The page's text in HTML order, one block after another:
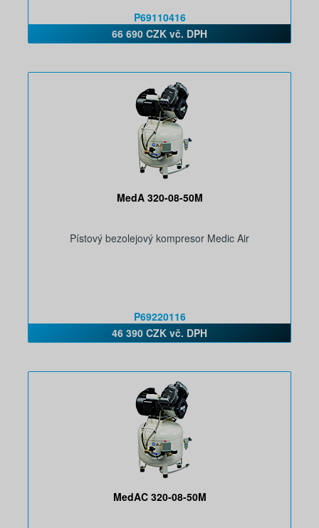
P69110416
66 690 CZK vč. DPH
MedA 320-08-50M
Pístový bezolejový kompresor Medic Air
P69220116
46 390 CZK vč. DPH
MedAC 320-08-50M